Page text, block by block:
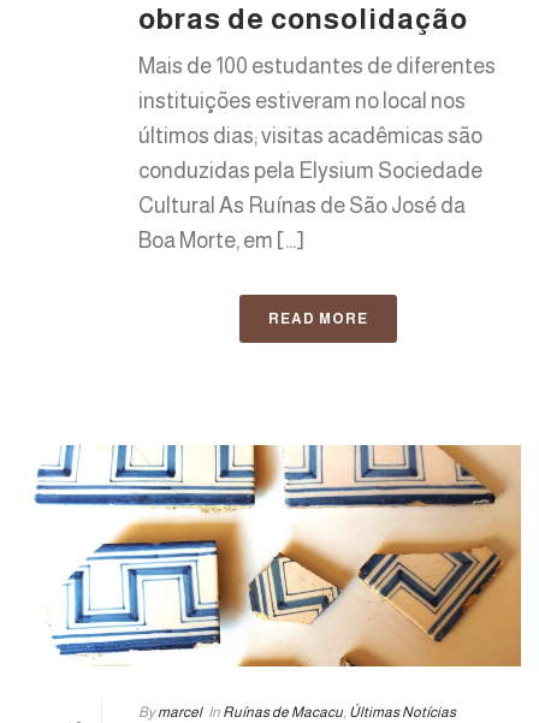
obras de consolidação
Mais de 100 estudantes de diferentes
instituições estiveram no local nos
últimos dias; visitas acadêmicas são
conduzidas pela Elysium Sociedade
Cultural As Ruínas de São José da
Boa Morte, em [...]
READ MORE
By marcel In Ruínas de Macacu, Últimas Notícias